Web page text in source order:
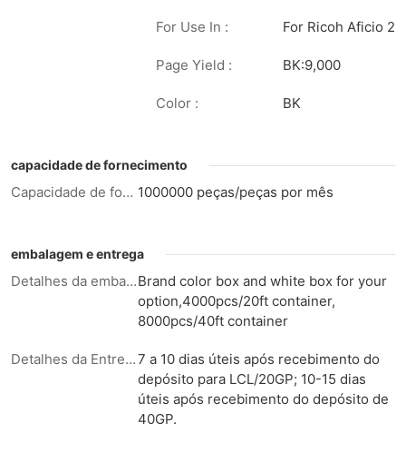
For Use In : For Ricoh Aficio
Page Yield : BK:9,000
Color : BK
capacidade de fornecimento
Capacidade de fornecimento: 1000000 peças/peças por mês
embalagem e entrega
Detalhes da embalagemBrand color box and white box for your
option,4000pcs/20ft container,
8000pcs/40ft container
Detalhes da Entrega7 a 10 dias úteis após recebimento do
depósito para LCL/20GP; 10-15 dias
úteis após recebimento do depósito de
40GP.